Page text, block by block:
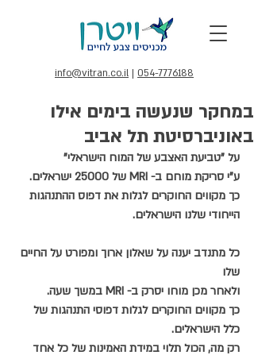
info@vitran.co.il | 054-7776188
במחקר שנעשה בימים אילו
באוניברסיטת תל אביב
על "טביעת האצבע של המוח הישראלי"
ע"י סריקת מוחם ב- MRI של 25000 ישראלים.
כך מקווים החוקרים לגלות את דפוס ההתנהגות
הייחודי שלנו הישראלים.
כל מתנדב יענה על שאלון ארוך ומפורט על החיים
שלו
ולאחר מכן מוחו יסרק ב- MRI במשך שעה.
כך מקווים החוקרים לגלות דפוסי התנהגות של
כלל הישראלים.
רק מה, הכול תלוי במידת האמינות של כל אחד